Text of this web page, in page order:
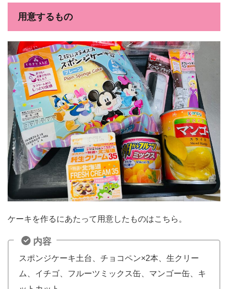
用意するもの
ケーキを作るにあたって用意したものはこちら。
内容
スポンジケーキ土台、チョコペン×2本、生クリー
ム、イチゴ、フルーツミックス缶、マンゴー缶、キ